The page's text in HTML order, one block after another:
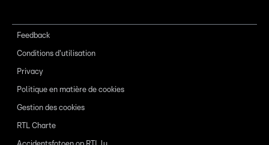
Feedback
Conditions d'utilisation
Privacy
Politique en matière de cookies
Gestion des cookies
RTL Charte